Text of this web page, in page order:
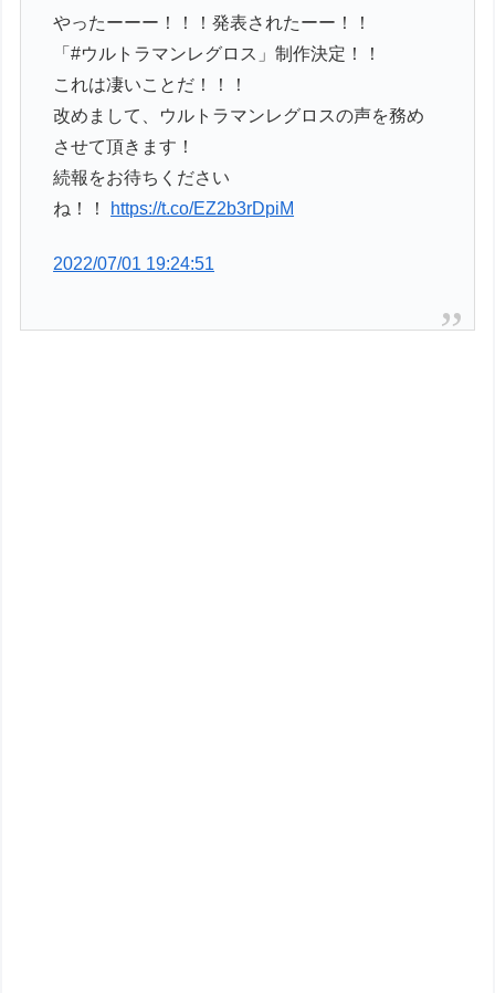
やったーーー！！！発表されたーー！！
「#ウルトラマンレグロス」制作決定！！
これは凄いことだ！！！
改めまして、ウルトラマンレグロスの声を務め
させて頂きます！
続報をお待ちください
ね！！
https://t.co/EZ2b3rDpiM
2022/07/01 19:24:51